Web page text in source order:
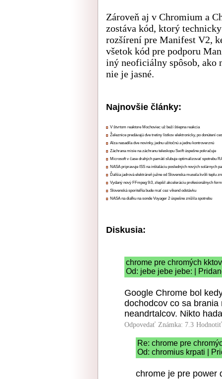
Zároveň aj v Chromium a
zostáva kód, ktorý
rozšírení pre Manifest V2,
všetok kód pre podporu
iný neoficiálny spôsob,
nie je jasné.
Najnovšie články:
V štvrtom reaktore Mochoviec už beží štiepna reakcia
Železnice predávajú dve tretiny lístkov elektronicky, po donútení
Alza nasadila dve novinky, jednu užitočnú a jednu kontroverznú
Záchrana misie na záchranu teleskopu Swift úspešne pokračuje
Microsoft v čase drahých pamätí sľubuje optimalizovať spotrebu
NASA pripravuje ISS na inštaláciu posledných nových solárnych
Ďalšia jadrová elektráreň južne od Slovenska musela kvôli teplu
Vydaný nový FFmpeg 9.0, zlepšil akceleráciu profesionálnych
Slovenská sporiteľňa bude mať cez víkend odstávku
NASA na diaľku na sonde Voyager 2 úspešne znížila spotrebu
Diskusia:
chrome pre chromých kktov
Od: jebe jebe jebe: |
Google Chrome bol
dochodcov co sa
neandrtalcov. Nikto
Odpovedať Známka: 7.3
Re: chrome pre
Od: chromius krpati |
chrome je pre power